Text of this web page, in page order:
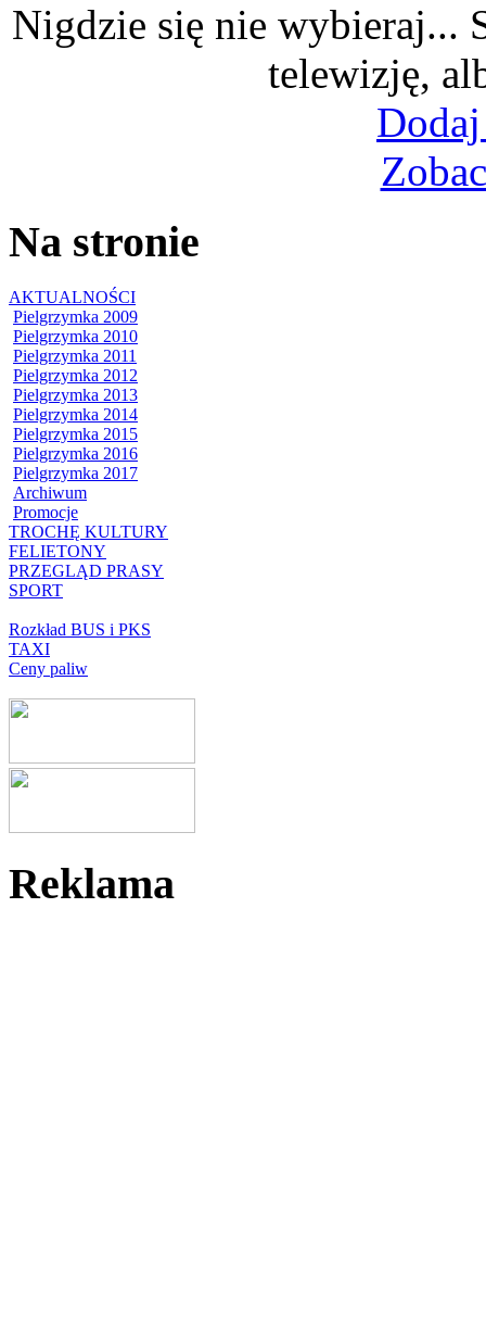
Nigdzie się nie wybieraj...
telewizję,
Na stronie
AKTUALNOŚCI
Pielgrzymka 2009
Pielgrzymka 2010
Pielgrzymka 2011
Pielgrzymka 2012
Pielgrzymka 2013
Pielgrzymka 2014
Pielgrzymka 2015
Pielgrzymka 2016
Pielgrzymka 2017
Archiwum
Promocje
TROCHĘ KULTURY
FELIETONY
PRZEGLĄD PRASY
SPORT
Rozkład BUS i PKS
TAXI
Ceny paliw
Reklama